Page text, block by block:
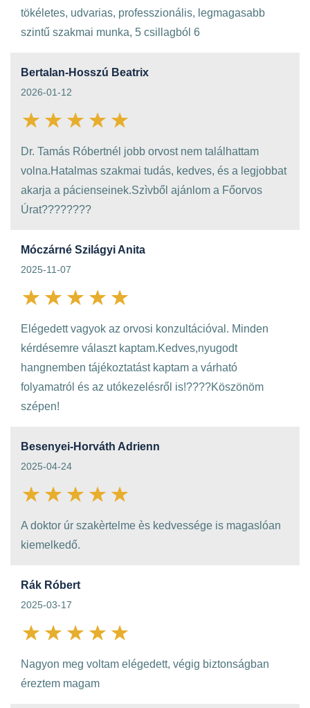
tökéletes, udvarias, professzionális, legmagasabb
szintű szakmai munka, 5 csillagból 6
Bertalan-Hosszú Beatrix
2026-01-12
Dr. Tamás Róbertnél jobb orvost nem találhattam
volna.Hatalmas szakmai tudás, kedves, és a legjobbat
akarja a pácienseinek.Szìvből ajánlom a Főorvos
Úrat????????
Móczárné Szilágyi Anita
2025-11-07
Elégedett vagyok az orvosi konzultációval. Minden
kérdésemre választ kaptam.Kedves,nyugodt
hangnemben tájékoztatást kaptam a várható
folyamatról és az utókezelésről is!????Köszönöm
szépen!
Besenyei-Horváth Adrienn
2025-04-24
A doktor úr szakèrtelme ès kedvessége is magaslóan
kiemelkedő.
Rák Róbert
2025-03-17
Nagyon meg voltam elégedett, végig biztonságban
éreztem magam